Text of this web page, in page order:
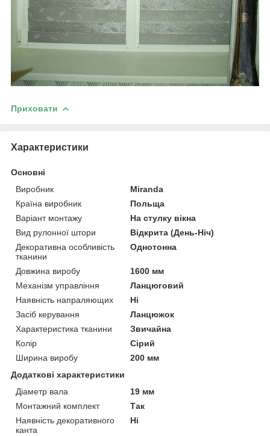
Приховати
Характеристики
Основні
Виробник
Miranda
Країна виробник
Польща
Варіант монтажу
На стулку вікна
Вид рулонної штори
Відкрита (День-Ніч)
Декоративна особливість
тканини
Однотонна
Довжина виробу
1600 мм
Механізм управління
Ланцюговий
Наявність напраляющих
Ні
Засіб керування
Ланцюжок
Характеристика тканини
Звичайна
Колір
Сірий
Ширина виробу
200 мм
Додаткові характеристики
Діаметр вала
19 мм
Монтажний комплект
Так
Наявність декоративного
канта
Ні